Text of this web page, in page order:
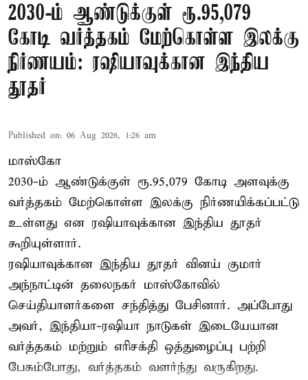
2030-ம் ஆண்டுக்குள் ரூ.95,079
கோடி வர்த்தகம் மேற்கொள்ள இலக்கு
நிர்ணயம்: ரஷியாவுக்கான இந்திய
தூதர்
Published on: 06 Aug 2026, 1:26 am
மாஸ்கோ
2030-ம் ஆண்டுக்குள் ரூ.95,079 கோடி அளவுக்கு
வர்த்தகம் மேற்கொள்ள இலக்கு நிர்ணயிக்கப்பட்டு
உள்ளது என ரஷியாவுக்கான இந்திய தூதர்
கூறியுள்ளார்.
ரஷியாவுக்கான இந்திய தூதர் வினய் குமார்
அந்நாட்டின் தலைநகர் மாஸ்கோவில்
செய்தியாளர்களை சந்தித்து பேசினார். அப்போது
அவர், இந்தியா-ரஷியா நாடுகள் இடையேயான
வர்த்தகம் மற்றும் எரிசக்தி ஒத்துழைப்பு பற்றி
பேசும்போது, வர்த்தகம் வளர்ந்து வருகிறது.